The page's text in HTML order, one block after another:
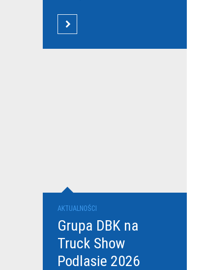
DBK dla
przewoźników
CZYTAJ WIĘCEJ
AKTUALNOŚCI
Grupa DBK na
Truck Show
Podlasie 2026